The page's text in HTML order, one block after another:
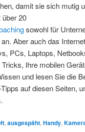
damit sie sich mutig
20
sowohl für
Aber auch das
PCs, Laptops,
Ihre mobilen
und lesen Sie die
auf diesen Seiten,
, ausgespäht, Handy,